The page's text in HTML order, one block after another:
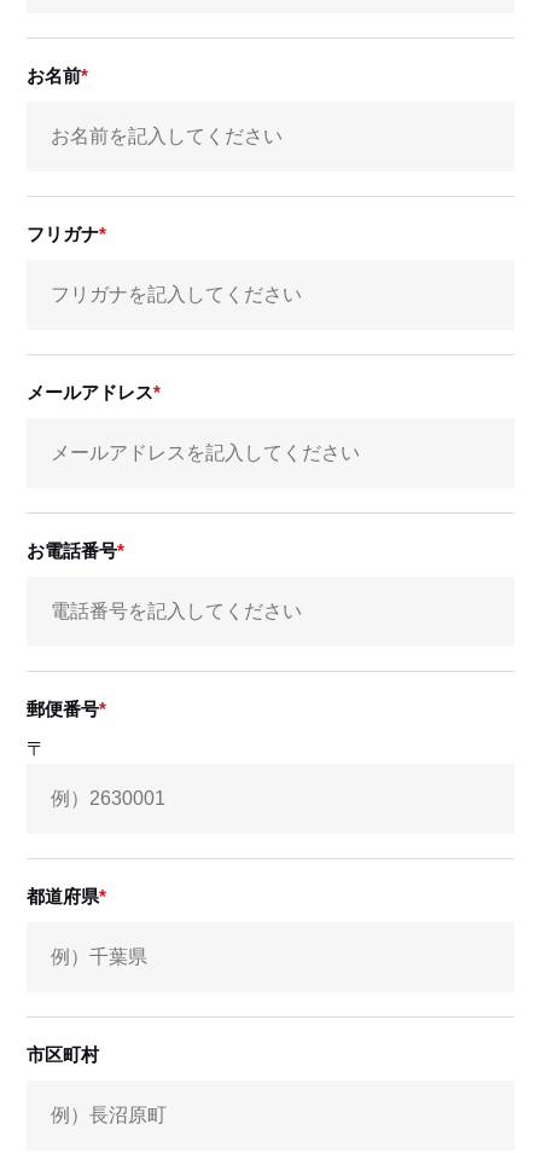
お名前
フリガナ
メールアドレス
お電話番号
郵便番号
〒
都道府県
市区町村